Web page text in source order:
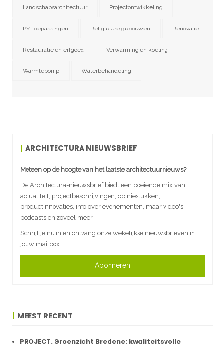
Landschapsarchitectuur Projectontwikkeling
PV-toepassingen Religieuze gebouwen Renovatie
Restauratie en erfgoed Verwarming en koeling
Warmtepomp Waterbehandeling
ARCHITECTURA NIEUWSBRIEF
Meteen op de hoogte van het laatste architectuurnieuws?
De Architectura-nieuwsbrief biedt een boeiende mix van
actualiteit, projectbeschrijvingen, opiniestukken,
productinnovaties, info over evenementen, maar video's,
podcasts en zoveel meer.
Schrijf je nu in en ontvang onze wekelijkse nieuwsbrieven in
jouw mailbox.
Abonneren
MEEST RECENT
PROJECT. Groenzicht Bredene: kwaliteitsvolle